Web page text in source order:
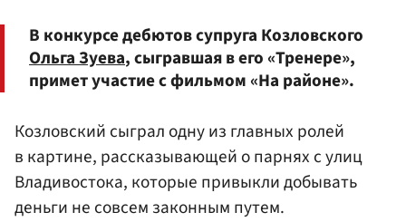
В конкурсе дебютов супруга Козловского
Ольга Зуева, сыгравшая в его «Тренере»,
примет участие с фильмом «На районе».
Козловский сыграл одну из главных ролей
в картине, рассказывающей о парнях с улиц
Владивостока, которые привыкли добывать
деньги не совсем законным путем.